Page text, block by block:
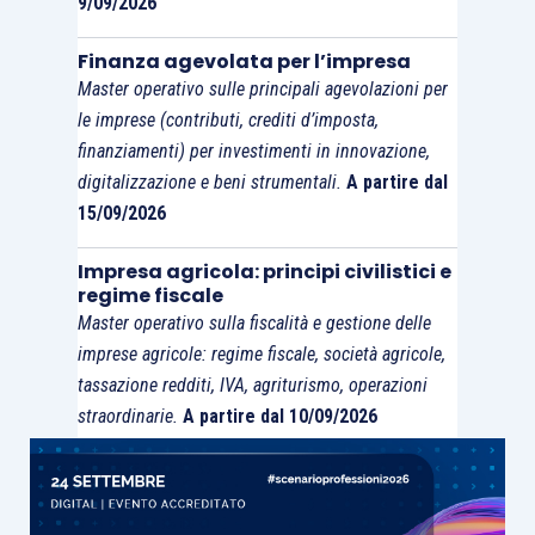
provvedimento, perché impone di distinguere
l’aiuto spettante ma dichiarato in modo non
corretto dall’aiutoprivo dei presupposti
necessari per la registrazione
.
Tabella delle 3 anomalie richiamate dal
provvedimento
Anomalia
dell’err
ore
Rimedio
indicato
Profilo
i
attenzion
Il codice
Presenta
Finanza agevolata per l’impresa
Master operativo sulle principali agevolazioni per
le imprese (contributi, crediti d’imposta,
finanziamenti) per investimenti in innovazione,
digitalizzazione e beni strumentali. A partire dal
15/09/2026
Impresa agricola: principi civilistici e
regime fiscale
Master operativo sulla fiscalità e gestione delle
imprese agricole: regime fiscale, società agricole,
tassazione redditi, IVA, agriturismo, operazioni
straordinarie. A partire dal 10/09/2026